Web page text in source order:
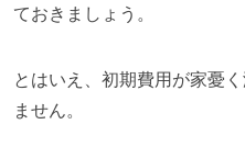
ておきましょう。
とはいえ、初期費用が家憂
ません。